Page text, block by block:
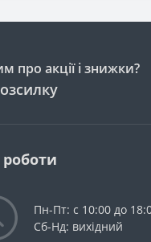
про акції і знижки?
роботи
Пн-Пт: с 10:00 до
Сб-Нд: вихідний